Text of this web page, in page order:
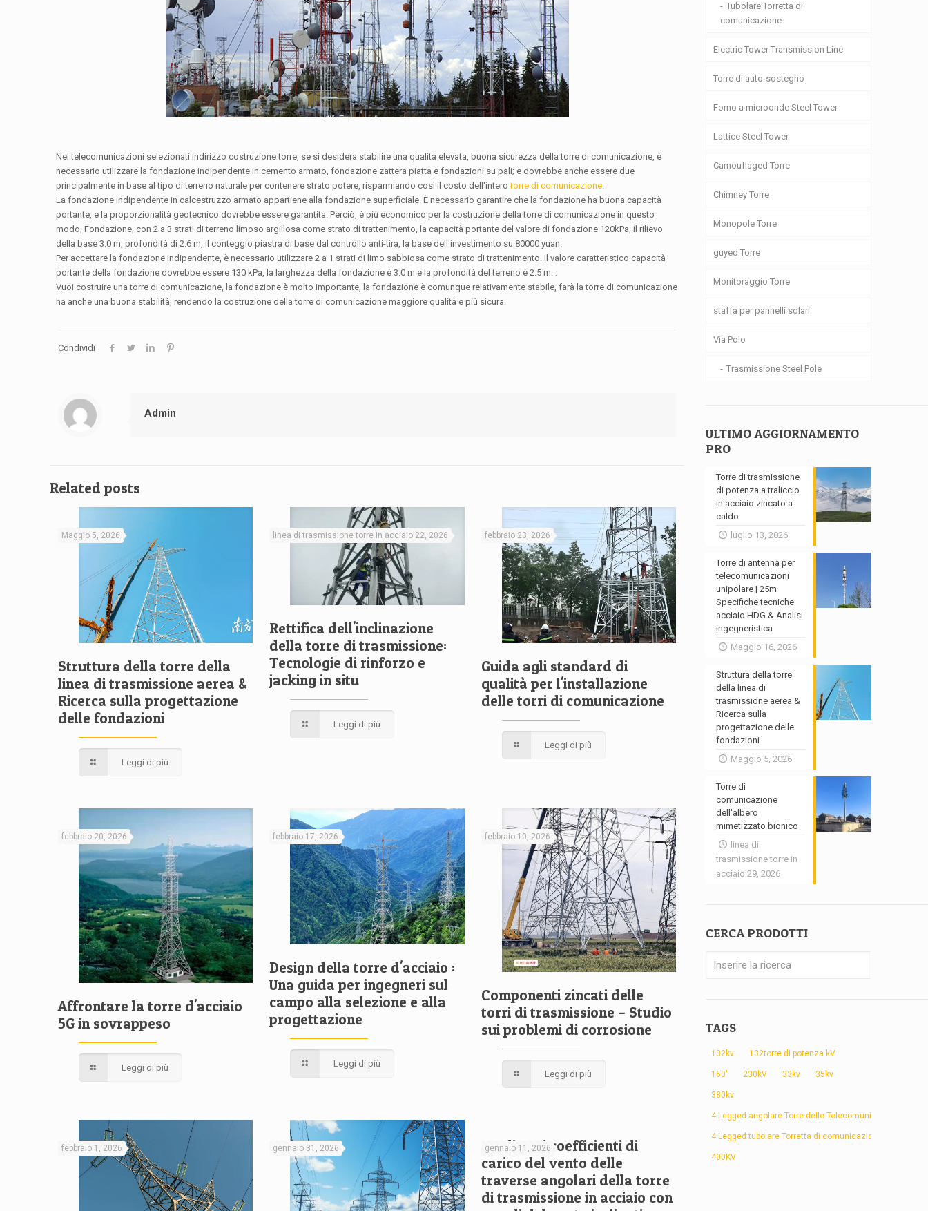
Nel telecomunicazioni selezionati indirizzo costruzione torre, se si desidera stabilire una qualità elevata, buona sicurezza della torre di comunicazione, è
necessario utilizzare la fondazione indipendente in cemento armato, fondazione zattera piatta e fondazioni su pali; e dovrebbe anche essere due
principalmente in base al tipo di terreno naturale per contenere strato potere, risparmiando così il costo dell'interotorre di comunicazione.
La fondazione indipendente in calcestruzzo armato appartiene alla fondazione superficiale. È necessario garantire che la fondazione ha buona capacità
portante, e la proporzionalità geotecnico dovrebbe essere garantita. Perciò, è più economico per la costruzione della torre di comunicazione in questo
modo, Fondazione, con 2 a 3 strati di terreno limoso argillosa come strato di trattenimento, la capacità portante del valore di fondazione 120kPa, il rilievo
della base 3.0 m, profondità di 2.6 m, il conteggio piastra di base dal controllo anti-tira, la base dell'investimento su 80000 yuan.
Per accettare la fondazione indipendente, è necessario utilizzare 2 a 1 strati di limo sabbiosa come strato di trattenimento. Il valore caratteristico capacità
portante della fondazione dovrebbe essere 130 kPa, la larghezza della fondazione è 3.0 m e la profondità del terreno è 2.5 m. .
Vuoi costruire una torre di comunicazione, la fondazione è molto importante, la fondazione è comunque relativamente stabile, farà la torre di comunicazione
ha anche una buona stabilità, rendendo la costruzione della torre di comunicazione maggiore qualità e più sicura.
Condividi
Admin
Related posts
Maggio 5, 2026
Struttura della torre della
linea di trasmissione aerea &
Ricerca sulla progettazione
delle fondazioni
Leggi di più
linea di trasmissione torre in acciaio 22, 2026
Rettifica dell'inclinazione
della torre di trasmissione:
Tecnologie di rinforzo e
jacking in situ
Leggi di più
febbraio 23, 2026
Guida agli standard di
qualità per l'installazione
delle torri di comunicazione
Leggi di più
febbraio 20, 2026
Affrontare la torre d'acciaio
5G in sovrappeso
Leggi di più
febbraio 17, 2026
Design della torre d'acciaio :
Una guida per ingegneri sul
campo alla selezione e alla
progettazione
Leggi di più
febbraio 10, 2026
Componenti zincati delle
torri di trasmissione – Studio
sui problemi di corrosione
Leggi di più
febbraio 1, 2026 gennaio 31, 2026 gennaio 11, 2026
Studio sui coefficienti di
carico del vento delle
traverse angolari della torre
di trasmissione in acciaio con
Tubolare Torretta di
comunicazione
Electric Tower Transmission Line
Torre di auto-sostegno
Forno a microonde Steel Tower
Lattice Steel Tower
Camouflaged Torre
Chimney Torre
Monopole Torre
guyed Torre
Monitoraggio Torre
staffa per pannelli solari
Via Polo
Trasmissione Steel Pole
ULTIMO AGGIORNAMENTO
PRO
Torre di trasmissione
di potenza a traliccio
in acciaio zincato a
caldo
luglio 13, 2026
Torre di antenna per
telecomunicazioni
unipolare | 25m
Specifiche tecniche
acciaio HDG & Analisi
ingegneristica
Maggio 16, 2026
Struttura della torre
della linea di
trasmissione aerea &
Ricerca sulla
progettazione delle
fondazioni
Maggio 5, 2026
Torre di
comunicazione
dell'albero
mimetizzato bionico
linea di
trasmissione torre in
acciaio 29, 2026
CERCA PRODOTTI
TAGS
132kv 132torre di potenza kV
160' 230kV 33kv 35kv
380kv
4 Legged angolare Torre delle Telecomunicazioni
4 Legged tubolare Torretta di comunicazione
400KV